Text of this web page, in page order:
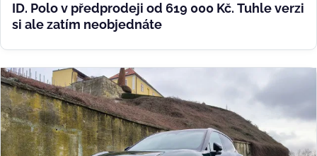
ID. Polo v předprodeji od 619 000 Kč. Tuhle verzi
si ale zatím neobjednáte